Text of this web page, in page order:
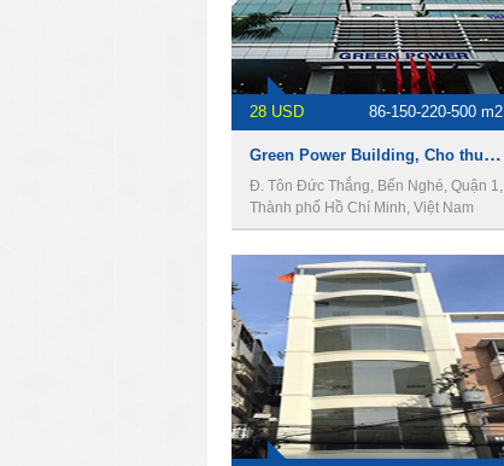
28 USD 86-150-220-500 m2
Green Power Building, Cho thuê văn phòng Quận 1
Đ. Tôn Đức Thắng, Bến Nghé, Quận 1,
Thành phố Hồ Chí Minh, Việt Nam